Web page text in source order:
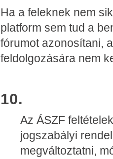
Ha a feleknek nem
platform sem tud a
fórumot azonosítani,
feldolgozására nem
10. Záró
Az ÁSZF
jogszabályi
megváltoztatni,